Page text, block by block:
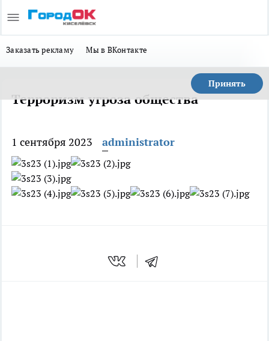
Заказать рекламу Мы в ВКонтакте
Принять
Терроризм угроза общества
1 сентября 2023 administrator